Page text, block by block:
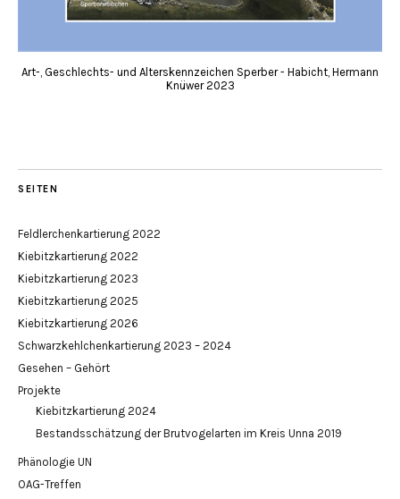
Art-, Geschlechts- und Alterskennzeichen Sperber - Habicht, Hermann
Knüwer 2023
SEITEN
Feldlerchenkartierung 2022
Kiebitzkartierung 2022
Kiebitzkartierung 2023
Kiebitzkartierung 2025
Kiebitzkartierung 2026
Schwarzkehlchenkartierung 2023 – 2024
Gesehen – Gehört
Projekte
Kiebitzkartierung 2024
Bestandsschätzung der Brutvogelarten im Kreis Unna 2019
Phänologie UN
OAG-Treffen